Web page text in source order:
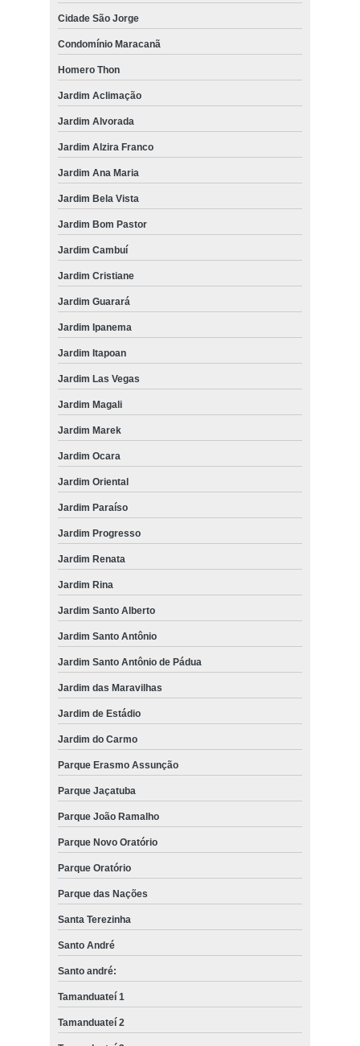
Cidade São Jorge
Condomínio Maracanã
Homero Thon
Jardim Aclimação
Jardim Alvorada
Jardim Alzira Franco
Jardim Ana Maria
Jardim Bela Vista
Jardim Bom Pastor
Jardim Cambuí
Jardim Cristiane
Jardim Guarará
Jardim Ipanema
Jardim Itapoan
Jardim Las Vegas
Jardim Magali
Jardim Marek
Jardim Ocara
Jardim Oriental
Jardim Paraíso
Jardim Progresso
Jardim Renata
Jardim Rina
Jardim Santo Alberto
Jardim Santo Antônio
Jardim Santo Antônio de Pádua
Jardim das Maravilhas
Jardim de Estádio
Jardim do Carmo
Parque Erasmo Assunção
Parque Jaçatuba
Parque João Ramalho
Parque Novo Oratório
Parque Oratório
Parque das Nações
Santa Terezinha
Santo André
Santo andré:
Tamanduateí 1
Tamanduateí 2